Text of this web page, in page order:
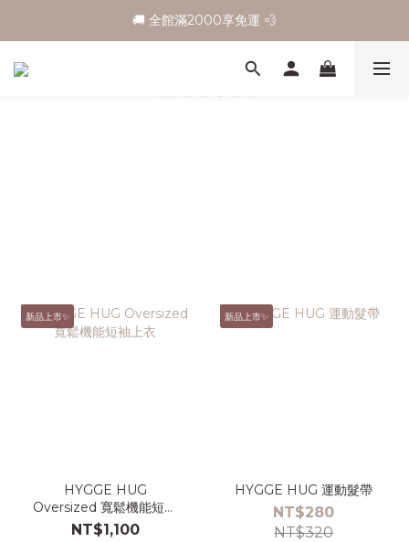
🚚 全館滿2000享免運 💨
新品上市✨
HYGGE HUG
Oversized 寬鬆機能短袖
上衣
NT$1,100
新品上市✨
HYGGE HUG 運動髮帶
NT$280
NT$320